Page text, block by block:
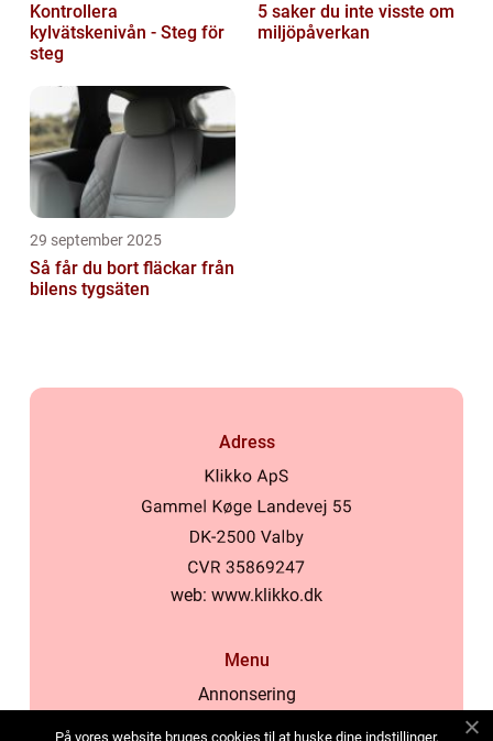
Kontrollera
kylvätskenivån - Steg för
steg
5 saker du inte visste om
miljöpåverkan
29 september 2025
Så får du bort fläckar från
bilens tygsäten
Adress
web: www.klikko.dk
Menu
Annonsering
På vores website bruges cookies til at huske dine indstillinger,